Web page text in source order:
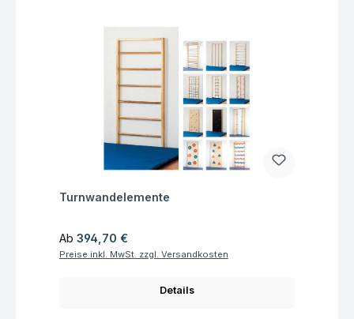
Fragen zum Artikel
Turnwandelemente
Regulärer Preis:
Ab 394,70 €
Preise inkl. MwSt. zzgl. Versandkosten
Details